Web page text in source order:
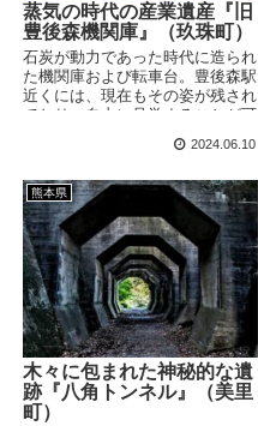
蒸気の時代の産業遺産『旧
豊後森機関庫』（玖珠町）
石炭が動力であった時代に造られ
た機関庫および転車台。豊後森駅
近くには、現在もその姿が残され
ており、自由に見学することが可
能。退廃的な姿とともに、その歴
史を現代に伝えています。2024.06.10
熊本県
木々に包まれた神秘的な遺
跡『八角トンネル』（美里
町）